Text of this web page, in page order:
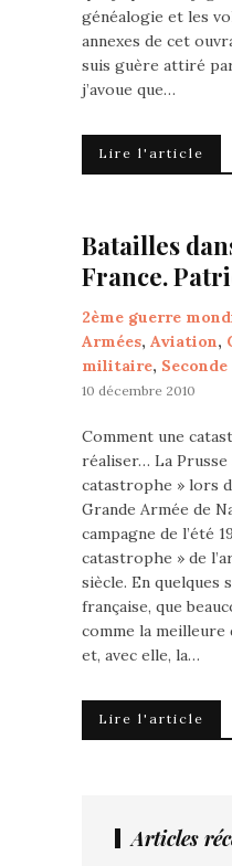
généalogie et les
annexes de cet
suis guère attiré
j’avoue que…
Lire l'article
Batailles
France.
2ème guerre
Armées, Aviation,
militaire,
10 décembre 2010
Comment une
réaliser… La Prusse
catastrophe » lors
Grande Armée de
campagne de l’été
catastrophe » de
siècle. En quelques
française, que
comme la meilleure
et, avec elle, la…
Lire l'article
Articles